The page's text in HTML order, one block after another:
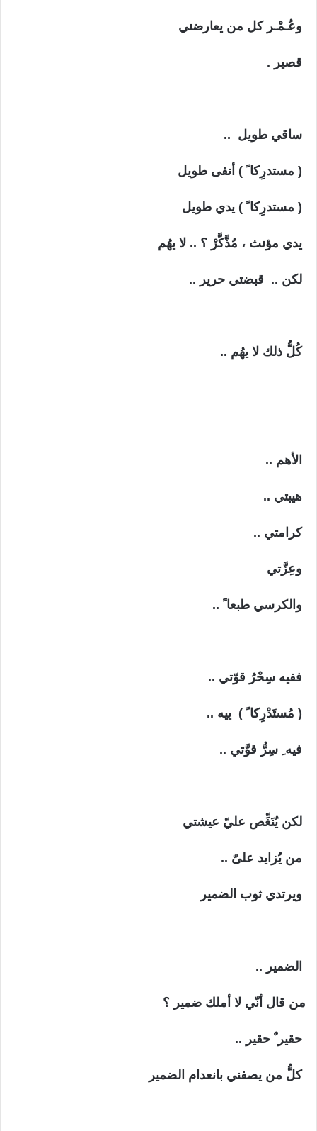
وعُـمْـر كل من يعارضني
قصير .
ساقي طويل ..
( مستدرِكا ً ) أنفى طويل
( مستدرِكا ً ) يدي طويل
يدي مؤنث ، مُذَّكَّرْ ؟ .. لا يهُم
لكن .. قبضتي حرير ..
كُلُّ ذلك لا يهُم ..
الأهم ..
هيبتي ..
كرامتي ..
وعِزَّتي
والكرسي طبعا ً ..
ففيه سِحْرُ قوّتي ..
( مُستَدْرِكا ً ) ييه ..
فيه ِ سِرُّ قوَّتي ..
لكن يُنَغِّص عليّ عيشتي
من يُزايد علىّ ..
ويرتدي ثوب الضمير
الضمير ..
من قال أنّي لا أملك ضمير ؟
حقير ٌ حقير ..
كلُّ من يصفني بانعدام الضمير